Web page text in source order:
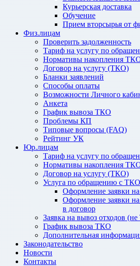
Курьерская доставка
Обучение
Прием вторсырья от
Физ.лицам
Проверить задолженность
Тариф на услугу по
Нормативы накопления
Договор на услугу (ТКО)
Бланки заявлений
Способы оплаты
Возможности Личного
Анкета
График вывоза ТКО
Проблемы КП
Типовые вопросы (FAQ)
Рейтинг УК
Юр.лицам
Тариф на услугу по
Нормативы накопления
Договор на услугу (ТКО)
Услуга по обращению с ТКО
Оформление заявки
Оформление заявки
в договор
Заявка на вывоз отходов
График вывоза ТКО
Дополнительная
Законодательство
Новости
Контакты